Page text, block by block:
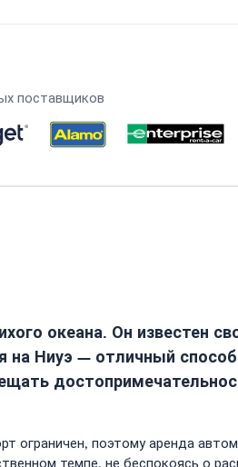
поставщиков
океана. Он известен
Ниуэ — отличный
ограничен, поэтому аренда
темпе, не беспокоясь о